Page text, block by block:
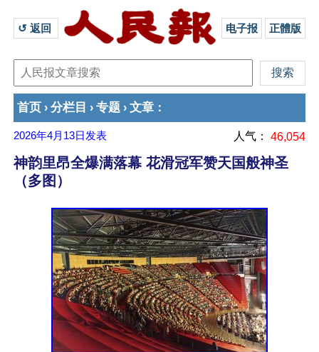
↺ 返回 电子报 正體版
首页 › 分栏目 › 专题 › 文章 ：
2026年4月13日 发表 人气： 46,054
神韵里昂全爆满落幕 花滑冠军赞天国般神圣
（多图）